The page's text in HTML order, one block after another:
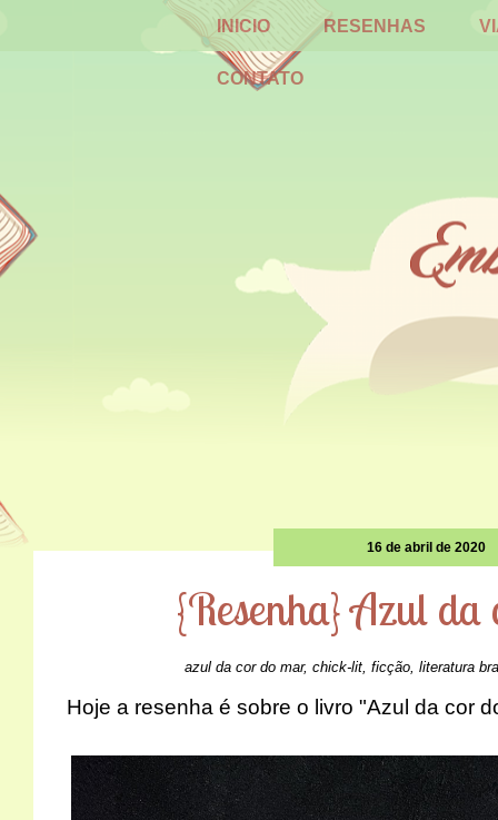
INICIO RESENHAS
CONTATO
16 de abril de 2020
{Resenha} Azul da
azul da cor do mar, chick-lit, ficção, literatura
Hoje a resenha é sobre o livro "Azul da cor